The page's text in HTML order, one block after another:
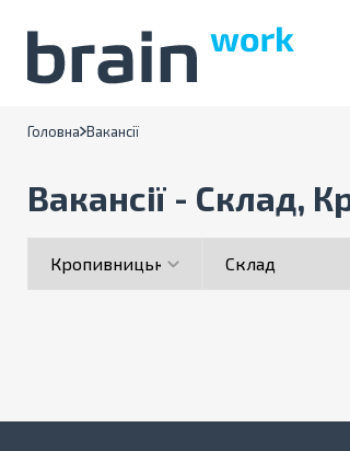
Головна Вакансії
Вакансії - Склад,